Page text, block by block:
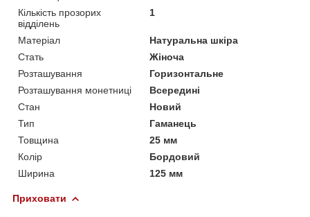
Кількість прозорих
відділень
1
Матеріал
Натуральна шкіра
Стать
Жіноча
Розташування
Горизонтальне
Розташування монетниці
Всередині
Стан
Новий
Тип
Гаманець
Товщина
25 мм
Колір
Бордовий
Ширина
125 мм
Приховати